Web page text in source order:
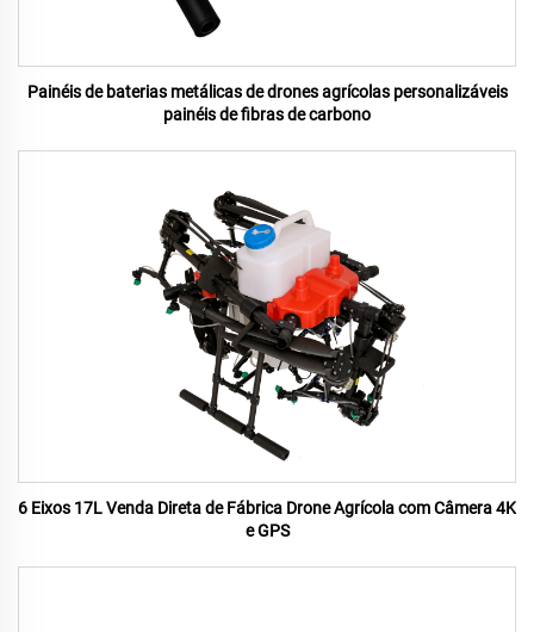
Painéis de baterias metálicas de drones agrícolas personalizáveis
painéis de fibras de carbono
6 Eixos 17L Venda Direta de Fábrica Drone Agrícola com Câmera 4K
e GPS